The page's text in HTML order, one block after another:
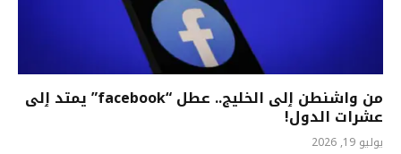
من واشنطن ٳلى الخليج.. عطل “facebook” يمتد ٳلى
عشرات الدول!
يوليو 19, 2026